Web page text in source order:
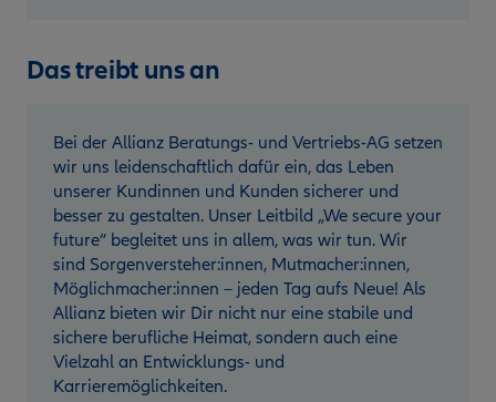
Das treibt uns an
Bei der Allianz Beratungs- und Vertriebs-AG setzen
wir uns leidenschaftlich dafür ein, das Leben
unserer Kundinnen und Kunden sicherer und
besser zu gestalten. Unser Leitbild „We secure your
future“ begleitet uns in allem, was wir tun. Wir
sind Sorgenversteher:innen, Mutmacher:innen,
Möglichmacher:innen – jeden Tag aufs Neue! Als
Allianz bieten wir Dir nicht nur eine stabile und
sichere berufliche Heimat, sondern auch eine
Vielzahl an Entwicklungs- und
Karrieremöglichkeiten.